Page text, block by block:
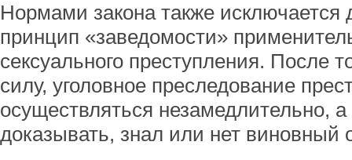
Нормами закона также
принцип «заведомости»
сексуального преступления. После
силу, уголовное преследование
осуществляться незамедлительно, а
доказывать, знал или нет виновный